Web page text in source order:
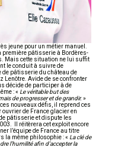
jeune pour un métier manuel.
première pâtisserie à Bordères-
Mais cette situation ne lui suffit
le conduit à suivre de
de pâtisserie du château de
Lenôtre. Avide de se confronter
décide de participer à de
: « Le véritable but des
de progresser et de grandir.»
nouveaux défis, il reprend ces
de France glacier en
pâtisserie et dispute les
Il réitèrera cet exploit encore
l’équipe de France au titre
la même philosophie : « La clé de
l’humilité afin d’accepter la